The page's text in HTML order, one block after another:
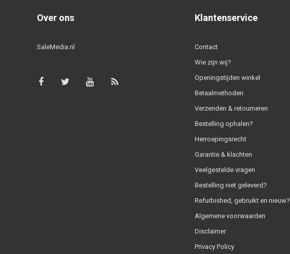
Over ons
SaleMedia.nl
Klantenservice
Contact
Wie zijn wij?
Openingstijden winkel
Betaalmethoden
Verzenden & retourneren
Bestelling ophalen?
Herroepingsrecht
Garantie & klachten
Veelgestelde vragen
Bestelling niet geleverd?
Refurbished, gebruikt en nieuw?
Algemene voorwaarden
Disclaimer
Privacy Policy